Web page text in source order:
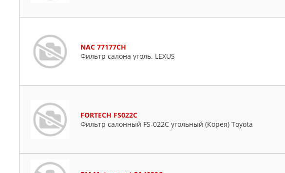
NAC 77177CH
Фильтр салона уголь. LEXUS
FORTECH FS022C
Фильтр салонный FS-022C угольный (Корея) Toyota